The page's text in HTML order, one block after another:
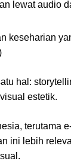
lewat audio
keseharian
hal:
estetik.
terutama
ini lebih